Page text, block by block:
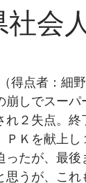
会
得点者：細
しでスー
２失点。
Ｋを献上
ったが、最
うが、こ